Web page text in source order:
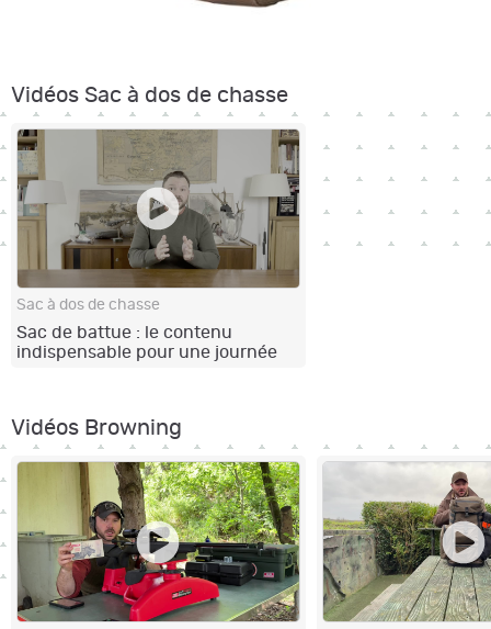
Vidéos Sac à dos de chasse
Sac à dos de chasse
Sac de battue : le contenu
indispensable pour une journée
Vidéos Browning